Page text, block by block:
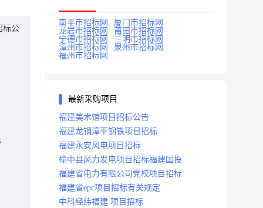
标公
南平市招标网
厦门市招标网
龙岩市招标网
莆田市招标网
宁德市招标网
三明市招标网
漳州市招标网
泉州市招标网
福州市招标网
最新采购项目
福建美术馆项目招标公告
福建龙钢漳平钢铁项目招标
福建永安风电项目招标
榆中县风力发电项目招标福建国投
福建省电力有限公司党校项目招标
福建省epc项目招标有关规定
中科经纬福建 项目招标